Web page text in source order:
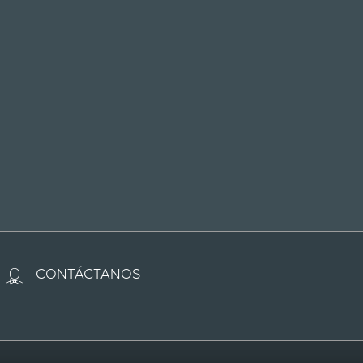
de motor/
eléctricos e híbridos
3GB, lo que ocurra primero.
del vehículo menos
CONTÁCTANOS